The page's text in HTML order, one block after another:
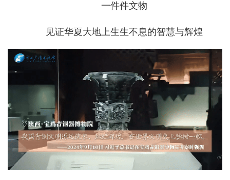
一件件文物
见证华夏大地上生生不息的智慧与辉煌